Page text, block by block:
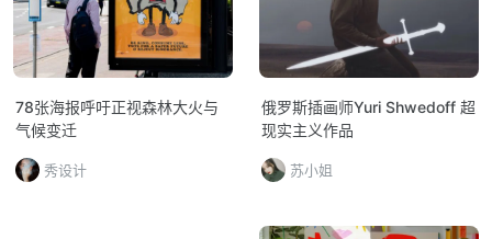
78张海报呼吁正视森林大火与
气候变迁
秀设计
俄罗斯插画师Yuri Shwedoff 超
现实主义作品
苏小姐